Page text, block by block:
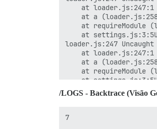
Discourse AI: Erro no
Sex 23:05
3
Discourse AI: Erro no
Sex 23:47
6
    at loader.js:247:1
at a
at requireModule
at
loader.js:247
    at loader.js:247:1
at a
at requireModule
at
loader.js:247
    at loader.js:247:1
at requireModule
/LOGS - Backtrace (Visão
7